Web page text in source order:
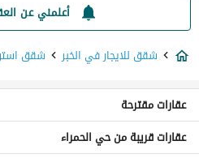
أعلمني عن
شقق للايجار في الخبر
شقق
شقق 1 غرفة نوم للايجار في حي الحمراء
عقارات مقترحة
عقارات قريبة من حي الحمراء